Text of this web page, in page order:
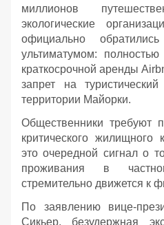
миллионов
экологические
официально
ультиматумом:
краткосрочной аренды
запрет на
территории Майорки.
Общественники требуют
критического жилищного
это очередной сигнал о
проживания в
стремительно движется к
По заявлению вице-
Сикьер, безудержная